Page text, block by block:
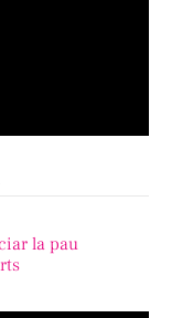
la pau